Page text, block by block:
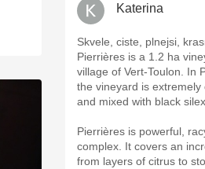
Katerina
Skvele, ciste, plnejsi,
Pierrières is a 1.2 ha
village of Vert-Toulon. In
the vineyard is extremely
and mixed with black silex.
Pierrières is powerful,
complex. It covers an
from layers of citrus to